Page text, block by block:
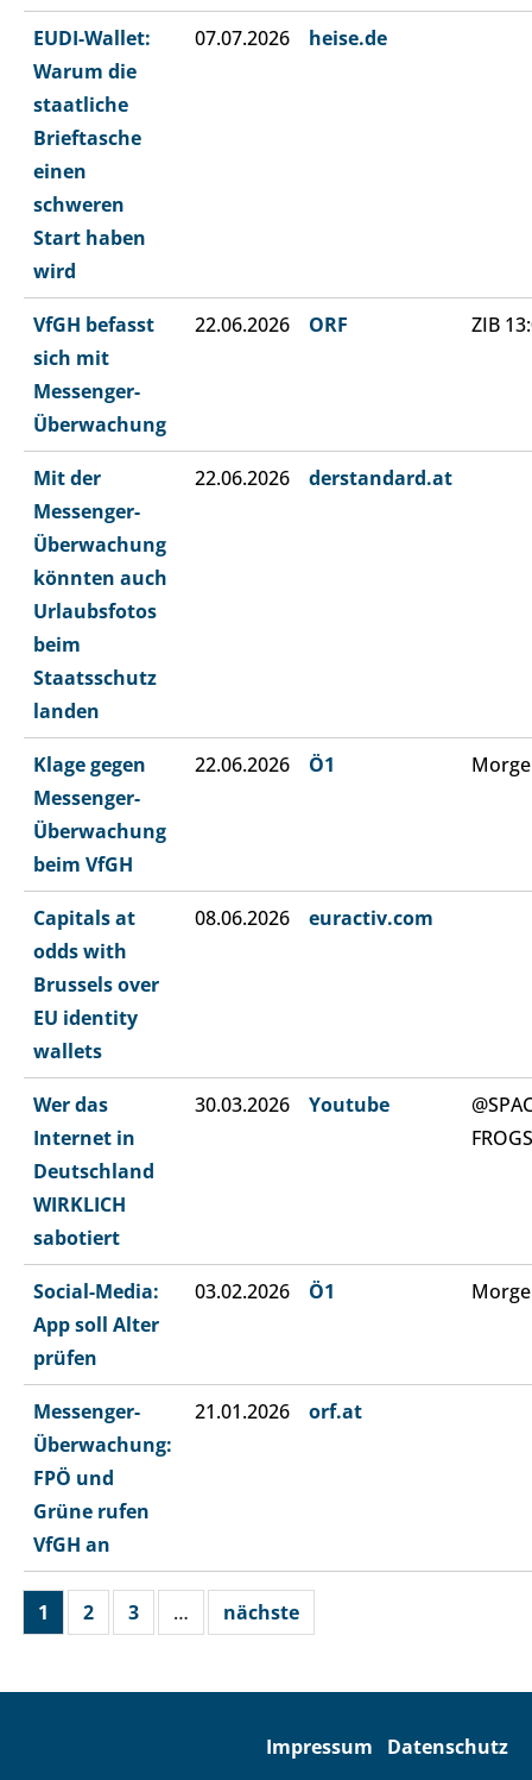
EUDI-Wallet:
Warum die
staatliche
Brieftasche
einen
schweren
Start haben
wird
07.07.2026 heise.de
VfGH befasst
sich mit
Messenger-
Überwachung
22.06.2026 ORF ZIB
Mit der
Messenger-
Überwachung
könnten auch
Urlaubsfotos
beim
Staatsschutz
landen
22.06.2026 derstandard.at
Klage gegen
Messenger-
Überwachung
beim VfGH
22.06.2026 Ö1
Capitals at
odds with
Brussels over
EU identity
wallets
08.06.2026 euractiv.com
Wer das
Internet in
Deutschland
WIRKLICH
sabotiert
30.03.2026 Youtube
FROGS
Social-Media:
App soll Alter
prüfen
03.02.2026 Ö1
Messenger-
Überwachung:
FPÖ und
Grüne rufen
VfGH an
21.01.2026 orf.at
1 2 3 … nächste
Impressum Datenschutz